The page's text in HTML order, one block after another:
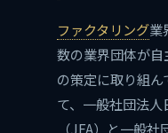
ファクタリング業
数の業界団体が
の策定に取り組
て、一般社団法
（JFA）と一般